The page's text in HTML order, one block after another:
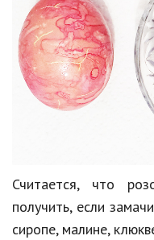
Считается, что
получить, если
сиропе, малине,